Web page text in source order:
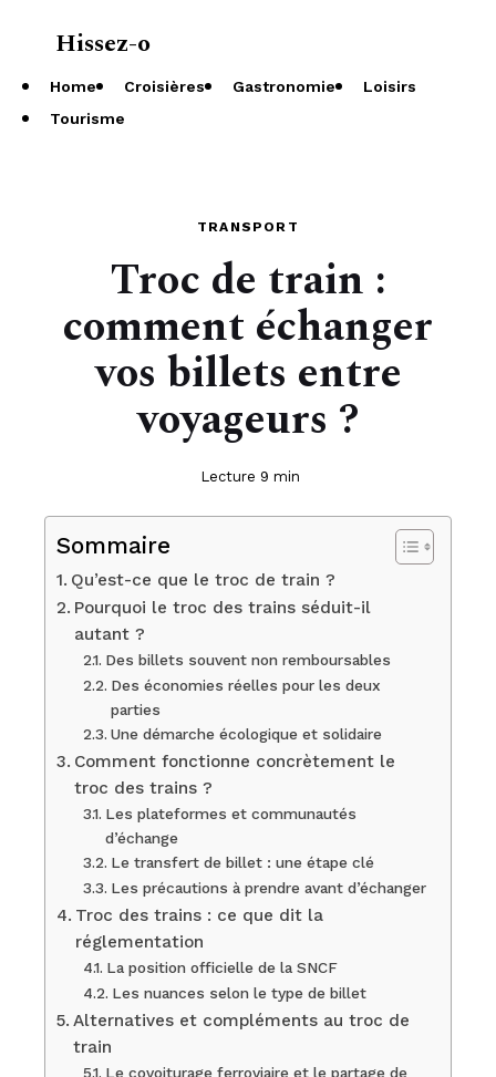
Hissez-o
Home Croisières Gastronomie
Loisirs
Tourisme
TRANSPORT
Troc de train :
comment échanger
vos billets entre
voyageurs ?
Lecture 9 min
Sommaire
Qu’est-ce que le troc de train ?
Pourquoi le troc des trains séduit-il
autant ?
Des billets souvent non remboursables
Des économies réelles pour les deux
parties
Une démarche écologique et solidaire
Comment fonctionne concrètement le
troc des trains ?
Les plateformes et communautés
d’échange
Le transfert de billet : une étape clé
Les précautions à prendre avant d’échanger
Troc des trains : ce que dit la
réglementation
La position officielle de la SNCF
Les nuances selon le type de billet
Alternatives et compléments au troc de
train
Le covoiturage ferroviaire et le partage de